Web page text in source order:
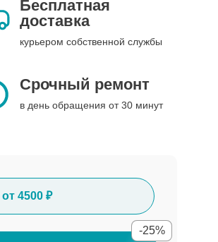
Бесплатная
доставка
курьером собственной службы
Срочный ремонт
в день обращения от 30 минут
от 4500 ₽
-25%